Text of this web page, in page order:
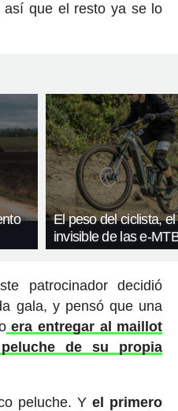
así que el resto ya se lo
El peso del ciclista,
invisible de las e-
patrocinador decidió
gala, y pensó que una
era entregar al maillot
de su propia
peluche. Yel primero